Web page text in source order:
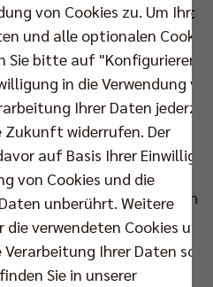
Charlottenburg präsentiert
und vor allem
drei bis sieben am
zugeht,
Max-Schmeling-Halle
Drucksituation.
Volleyballabend dennoch
des ASV Dachau
aus Berlin herausfordert.
München endet
von Cookies zu. Um Ihre
und alle optionalen Cookies
Sie bitte auf "Konfigurieren".
in die Verwendung
Ihrer Daten
widerrufen. Der
auf Basis Ihrer
von Cookies und die
unberührt. Weitere
verwendeten Cookies und
Ihrer Daten
Sie in unserer